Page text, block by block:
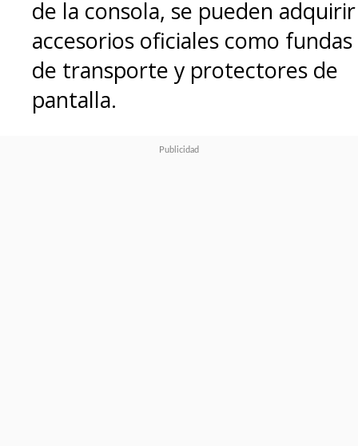
de la consola, se pueden adquirir
accesorios oficiales como fundas
de transporte y protectores de
pantalla.